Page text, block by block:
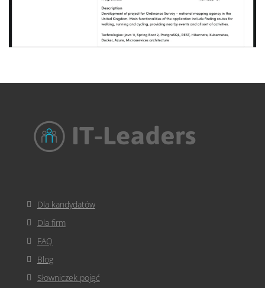
Dla kandydatów
Dla firm
FAQ
Blog
Słowniczek pojęć